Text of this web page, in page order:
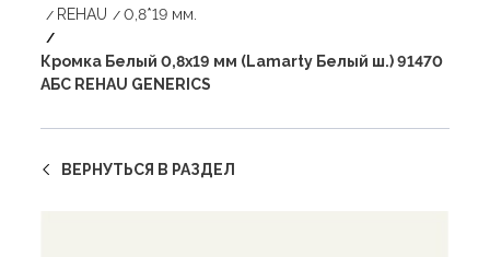
REHAU
0,8*19 мм.
Кромка Белый 0,8х19 мм (Lamarty Белый ш.) 91470
АБС REHAU GENERICS
ВЕРНУТЬСЯ В РАЗДЕЛ